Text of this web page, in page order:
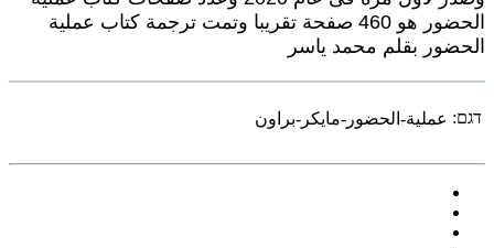
الحضور هو 460 صفحة تقريبا وتمت ترجمة كتاب عملية
الحضور بقلم محمد ياسر
דגם: عملية-الحضور-مايكر-براون